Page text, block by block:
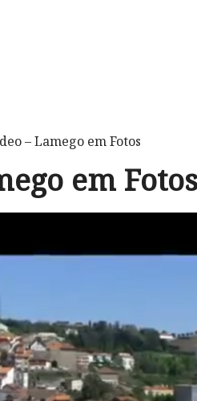
– Lamego em Fotos
em